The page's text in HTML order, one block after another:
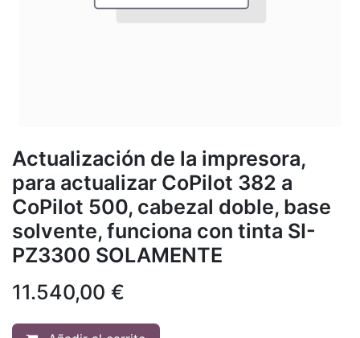
Actualización de la impresora,
para actualizar CoPilot 382 a
CoPilot 500, cabezal doble, base
solvente, funciona con tinta SI-
PZ3300 SOLAMENTE
11.540,00 €